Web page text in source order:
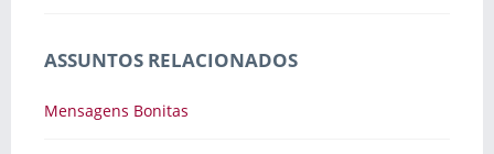
ASSUNTOS RELACIONADOS
Mensagens Bonitas